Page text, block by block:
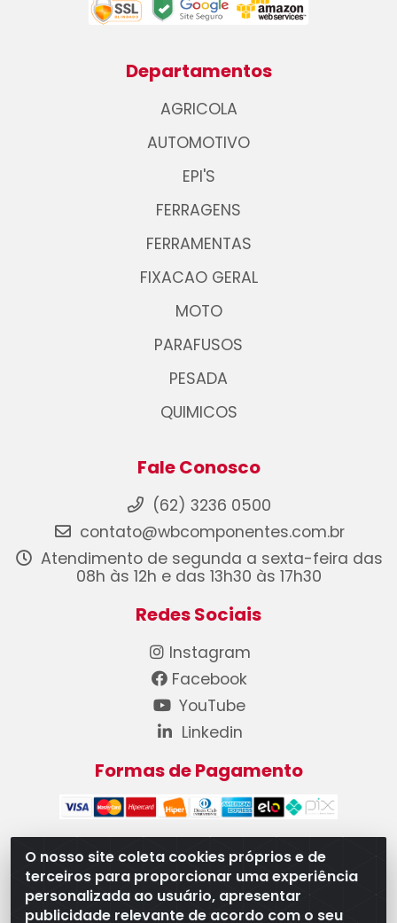
O nosso site coleta cookies próprios e de
terceiros para proporcionar uma experiência
personalizada ao usuário, apresentar
publicidade relevante de acordo com o seu
Departamentos
AGRICOLA
AUTOMOTIVO
EPI'S
FERRAGENS
FERRAMENTAS
FIXACAO GERAL
MOTO
PARAFUSOS
PESADA
QUIMICOS
Fale Conosco
(62) 3236 0500
contato@wbcomponentes.com.br
Atendimento de segunda a sexta-feira das
08h às 12h e das 13h30 às 17h30
Redes Sociais
Instagram
Facebook
YouTube
Linkedin
Formas de Pagamento
WB Componentes Automotivos LTDA - CNPJ
08.528.393/0001-12 - Rua do Níquel, 667 - Parque
Oeste Industrial, Goiânia/GO - CEP 74375-660